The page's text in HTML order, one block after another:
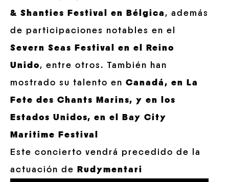
& Shanties Festival en Bélgica , además
de participaciones notables en el
Severn Seas Festival en el Reino
Unido, entre otros. También han
mostrado su talento en Canadá, en La
Fete des Chants Marins, y en los
Estados Unidos, en el Bay City
Maritime Festival
Este concierto vendrá precedido de la
actuación de
Rudymentari